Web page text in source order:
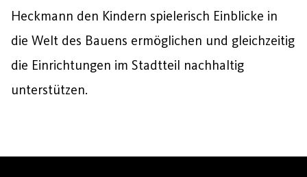
Heckmann den Kindern spielerisch Einblicke in
die Welt des Bauens ermöglichen und gleichzeitig
die Einrichtungen im Stadtteil nachhaltig
unterstützen.